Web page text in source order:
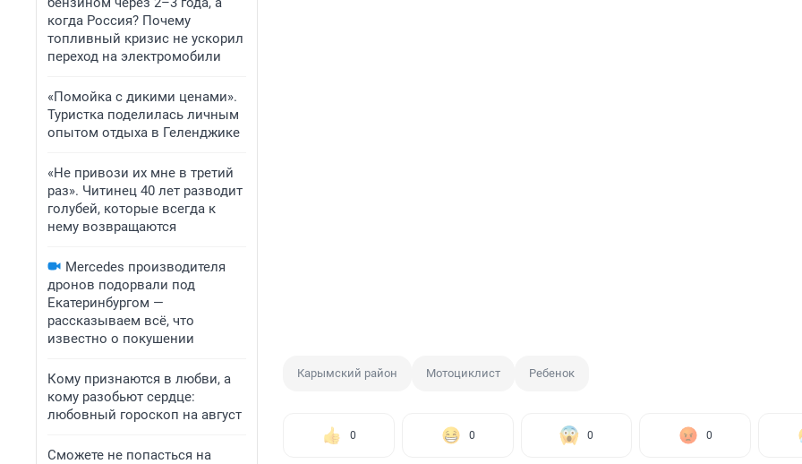
когда Россия? Почему
топливный кризис не ускорил
переход на электромобили
«Помойка с дикими ценами».
Туристка поделилась личным
опытом отдыха в Геленджике
«Не привози их мне в третий
раз». Читинец 40 лет разводит
голубей, которые всегда к
нему возвращаются
Mercedes производителя
дронов подорвали под
Екатеринбургом —
рассказываем всё, что
известно о покушении
Кому признаются в любви, а
кому разобьют сердце:
любовный гороскоп на август
Сможете не попасться на
Карымский район Мотоциклист Ребенок
0 0 0 0